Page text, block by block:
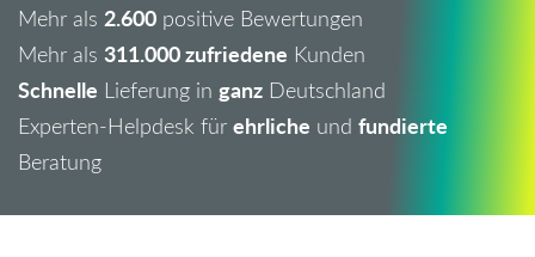
Mehr als 2.600 positive Bewertungen
Mehr als 311.000 zufriedene Kunden
Schnelle Lieferung in ganz Deutschland
Experten-Helpdesk für ehrliche und fundierte
Beratung